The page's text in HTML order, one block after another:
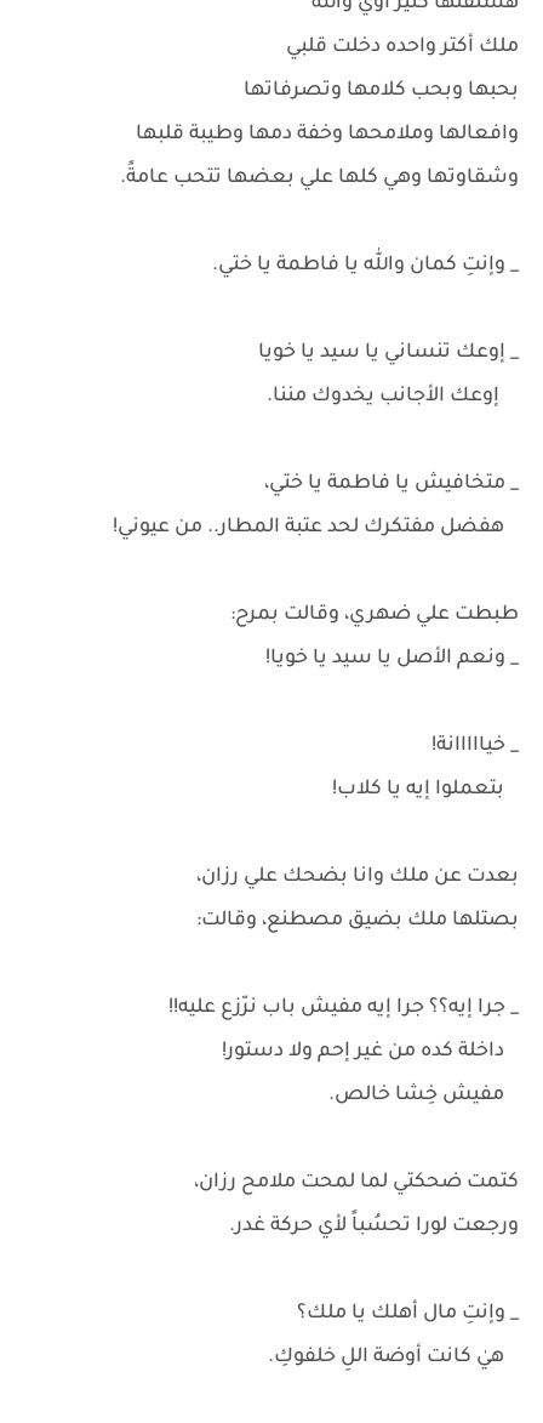
ملك أكتر واحده دخلت قلبي
بحبها وبحب كلامها وتصرفاتها
وافعالها وملامحها وخفة دمها وطيبة قلبها
وشقاوتها وهي كلها علي بعضها تتحب عامةً.
_ وإنتِ كمان والله يا فاطمة يا ختي.
_ إوعك تنساني يا سيد يا خويا
إوعك الأجانب يخدوك مننا.
_ متخافيش يا فاطمة يا ختي،
هفضل مفتكرك لحد عتبة المطار.. من عيوني!
طبطت علي ضهري، وقالت بمرح:
_ ونعم الأصل يا سيد يا خويا!
_ خيااااانة!
بتعملوا إيه يا كلاب!
بعدت عن ملك وانا بضحك علي رزان،
بصتلها ملك بضيق مصطنع، وقالت:
_ جرا إيه؟؟ جرا إيه مفيش باب نرّزع عليه!!
داخلة كده من غير إحم ولا دستور!
مفيش خِشا خالص.
كتمت ضحكتي لما لمحت ملامح رزان،
ورجعت لورا تحسُباً لأي حركة غدر.
_ وإنتِ مال أهلك يا ملك؟
هيٰ كانت أوضة اللِ خلفوكِ.